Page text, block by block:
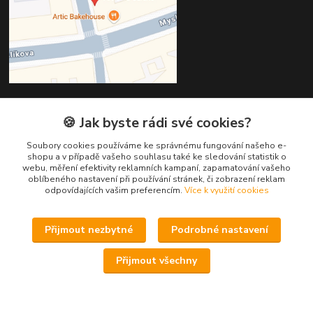
Kontakty
Věra Hédervári
+420 603 821 712
vera@arsdiva.cz
🍪 Jak byste rádi své cookies?
Soubory cookies používáme ke správnému fungování našeho e-
shopu a v případě vašeho souhlasu také ke sledování statistik o
webu, měření efektivity reklamních kampaní, zapamatování vašeho
oblíbeného nastavení při používání stránek, či zobrazení reklam
odpovídajících vašim preferencím. Více k využití cookies
Přijmout nezbytné Podrobné nastavení
Přijmout všechny